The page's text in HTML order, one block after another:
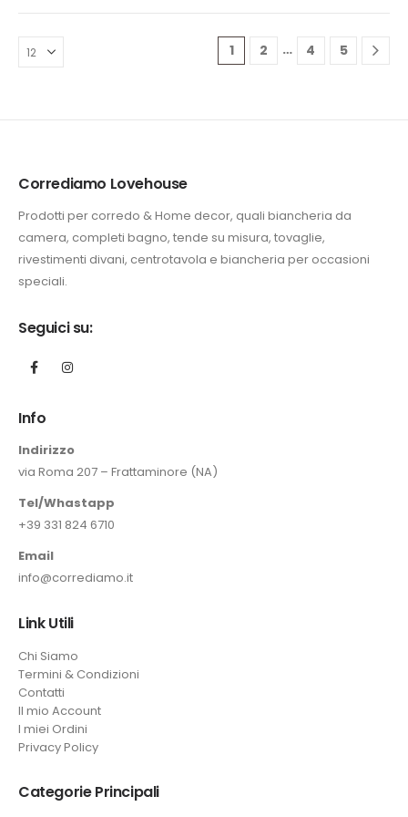
263,00 €.199,90 €. 210,00 €.149,90 €.
1 2 … 4 5
Corrediamo Lovehouse
Prodotti per corredo & Home decor, quali biancheria da
camera, completi bagno, tende su misura, tovaglie,
rivestimenti divani, centrotavola e biancheria per occasioni
speciali.
Seguici su:
Info
Indirizzo
via Roma 207 – Frattaminore (NA)
Tel/Whastapp
+39 331 824 6710
Email
info@corrediamo.it
Link Utili
Chi Siamo
Termini & Condizioni
Contatti
Il mio Account
I miei Ordini
Privacy Policy
Categorie Principali